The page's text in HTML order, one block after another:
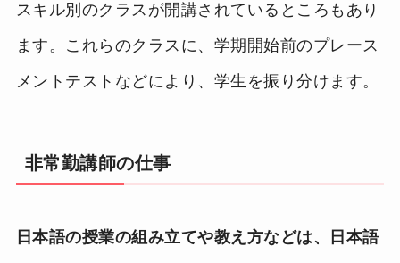
スキル別のクラスが開講されているところもあり
ます。これらのクラスに、学期開始前のプレース
メントテストなどにより、学生を振り分けます。
非常勤講師の仕事
日本語の授業の組み立てや教え方などは、日本語